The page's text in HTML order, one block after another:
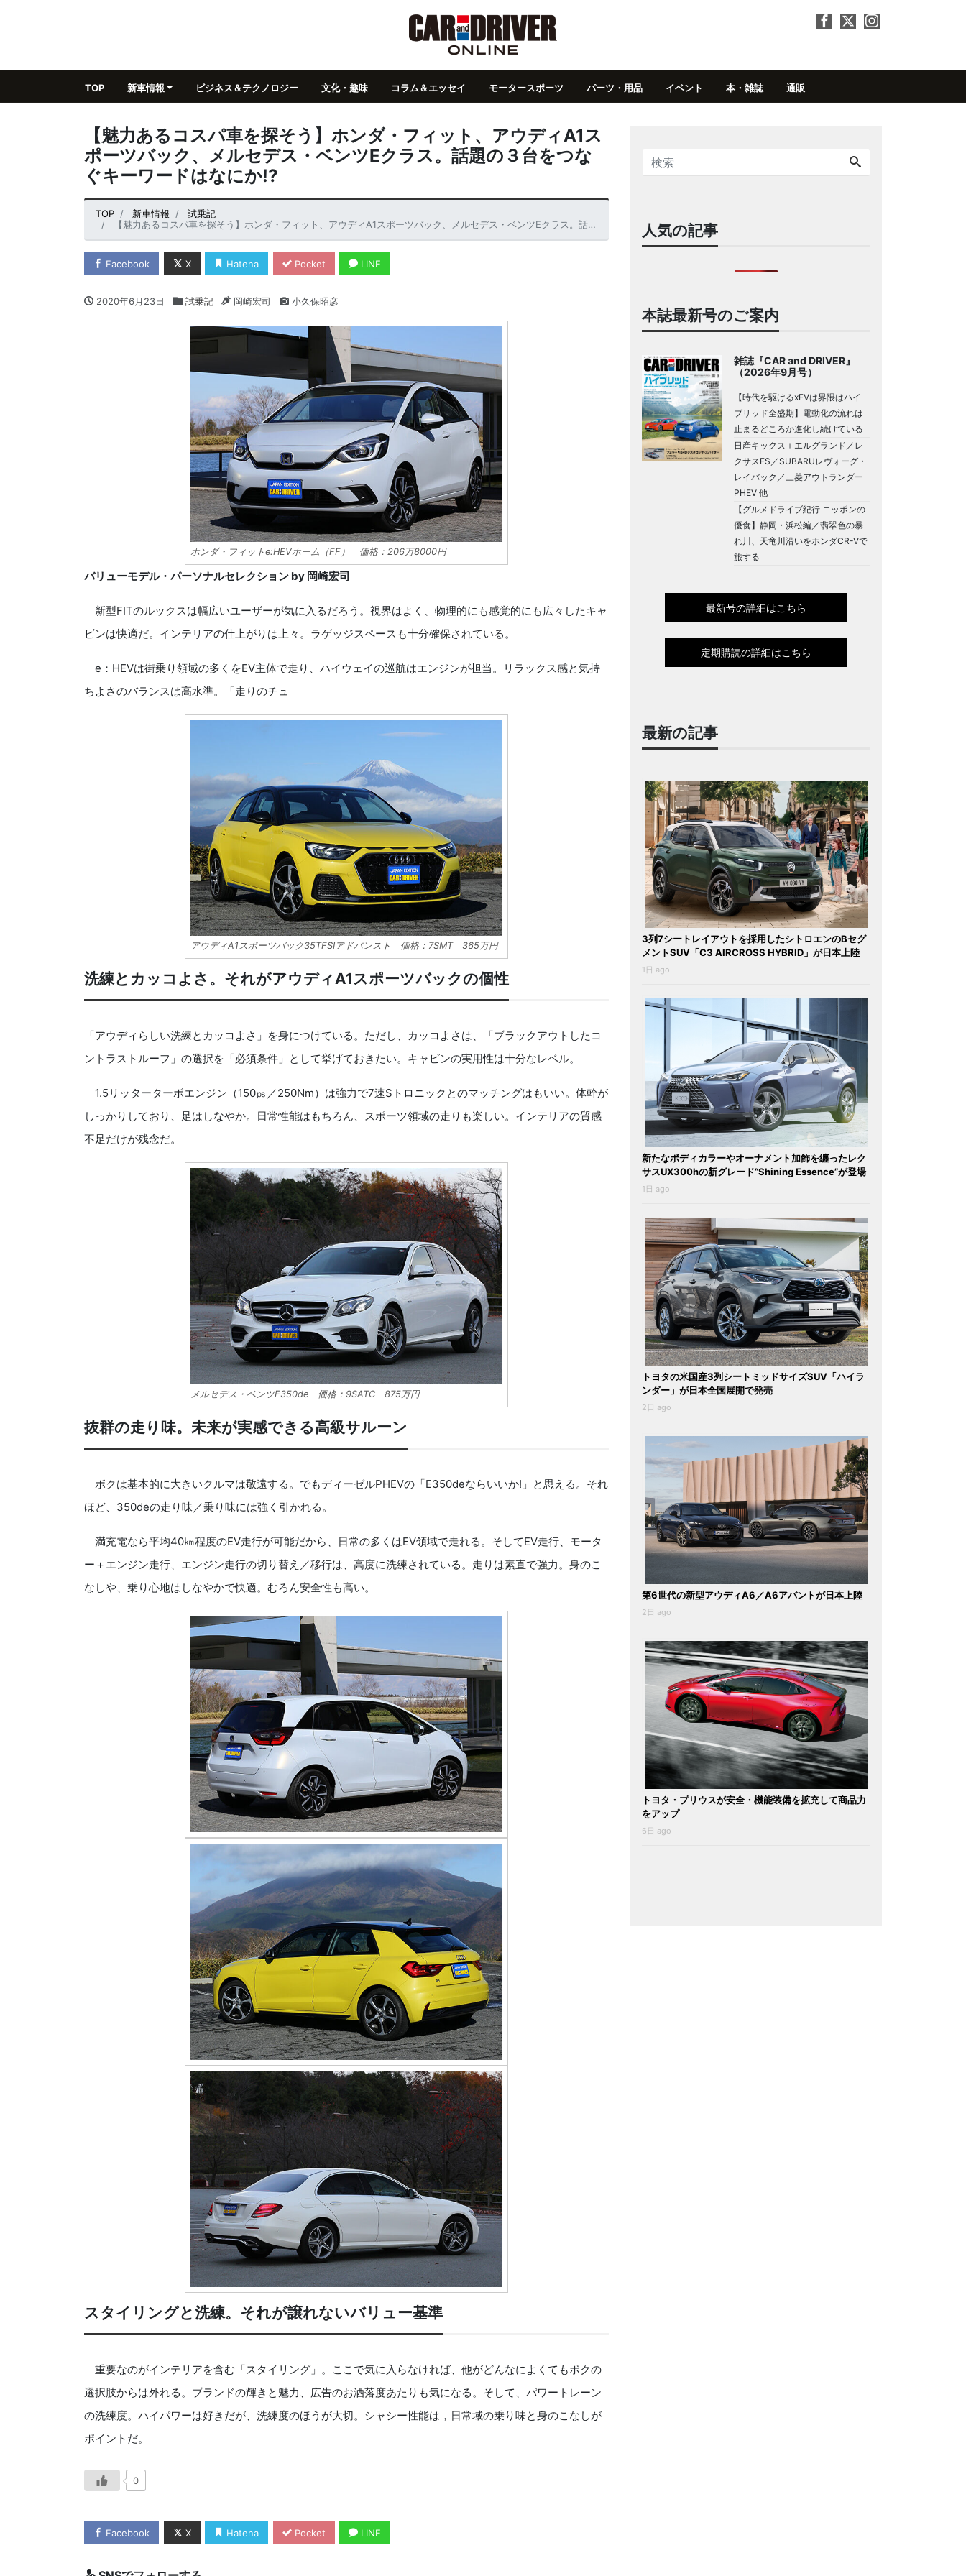
TOP 新車情報 ビジネス＆テクノロジー 文化・趣味 コラム＆エッセイ モータースポーツ パーツ・用品 イベント 本・雑誌 通販
【魅力あるコスパ車を探そう】ホンダ・フィット、アウディA1ス
ポーツバック、メルセデス・ベンツEクラス。話題の３台をつな
ぐキーワードはなにか!?
TOP 新車情報
試乗記
【魅力あるコスパ車を探そう】ホンダ・フィット、アウディA1スポーツバック、メルセデス・ベンツEクラス。話題の３台をつなぐキーワードはなにか!?
Facebook X Hatena Pocket LINE
2020年6月23日 試乗記 岡崎宏司 小久保昭彦
ホンダ・フィットe:HEVホーム（FF） 価格：206万8000円
バリューモデル・パーソナルセレクション by 岡崎宏司
新型FITのルックスは幅広いユーザーが気に入るだろう。視界はよく、物理的にも感覚的にも広々したキャ
ビンは快適だ。インテリアの仕上がりは上々。ラゲッジスペースも十分確保されている。
e：HEVは街乗り領域の多くをEV主体で走り、ハイウェイの巡航はエンジンが担当。リラックス感と気持
ちよさのバランスは高水準。「走りのチュ
アウディA1スポーツバック35TFSIアドバンスト 価格：7SMT 365万円
洗練とカッコよさ。それがアウディA1スポーツバックの個性
「アウディらしい洗練とカッコよさ」を身につけている。ただし、カッコよさは、「ブラックアウトしたコ
ントラストルーフ」の選択を「必須条件」として挙げておきたい。キャビンの実用性は十分なレベル。
1.5リッターターボエンジン（150㎰／250Nm）は強力で7速Sトロニックとのマッチングはもいい。体幹が
しっかりしており、足はしなやか。日常性能はもちろん、スポーツ領域の走りも楽しい。インテリアの質感
不足だけが残念だ。
メルセデス・ベンツE350de 価格：9SATC 875万円
抜群の走り味。未来が実感できる高級サルーン
ボクは基本的に大きいクルマは敬遠する。でもディーゼルPHEVの「E350deならいいか!」と思える。それ
ほど、350deの走り味／乗り味には強く引かれる。
満充電なら平均40㎞程度のEV走行が可能だから、日常の多くはEV領域で走れる。そしてEV走行、モータ
ー＋エンジン走行、エンジン走行の切り替え／移行は、高度に洗練されている。走りは素直で強力。身のこ
なしや、乗り心地はしなやかで快適。むろん安全性も高い。
スタイリングと洗練。それが譲れないバリュー基準
重要なのがインテリアを含む「スタイリング」。ここで気に入らなければ、他がどんなによくてもボクの
選択肢からは外れる。ブランドの輝きと魅力、広告のお洒落度あたりも気になる。そして、パワートレーン
の洗練度。ハイパワーは好きだが、洗練度のほうが大切。シャシー性能は，日常域の乗り味と身のこなしが
ポイントだ。
0
Facebook X Hatena Pocket LINE
人気の記事
本誌最新号のご案内
雑誌『CAR and DRIVER』
（2026年9月号）
【時代を駆けるxEVは界隈はハイ
ブリッド全盛期】電動化の流れは
止まるどころか進化し続けている
日産キックス＋エルグランド／レ
クサスES／SUBARUレヴォーグ・
レイバック／三菱アウトランダー
PHEV 他
【グルメドライブ紀行 ニッポンの
優食】静岡・浜松編／翡翠色の暴
れ川、天竜川沿いをホンダCR-Vで
旅する
最新号の詳細はこちら
定期購読の詳細はこちら
最新の記事
3列7シートレイアウトを採用したシトロエンのBセグ
メントSUV「C3 AIRCROSS HYBRID」が日本上陸
1日 ago
新たなボディカラーやオーナメント加飾を纏ったレク
サスUX300hの新グレード“Shining Essence”が登場
1日 ago
トヨタの米国産3列シートミッドサイズSUV「ハイラ
ンダー」が日本全国展開で発売
2日 ago
第6世代の新型アウディA6／A6アバントが日本上陸
2日 ago
トヨタ・プリウスが安全・機能装備を拡充して商品力
をアップ
6日 ago